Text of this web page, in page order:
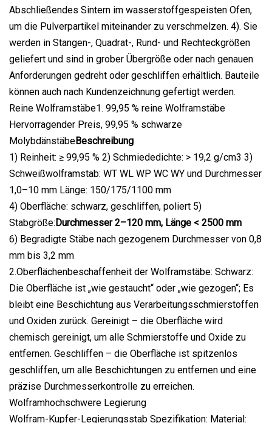
Abschließendes Sintern im wasserstoffgespeisten Ofen,
um die Pulverpartikel miteinander zu verschmelzen. 4). Sie
werden in Stangen-, Quadrat-, Rund- und Rechteckgrößen
geliefert und sind in grober Übergröße oder nach genauen
Anforderungen gedreht oder geschliffen erhältlich. Bauteile
können auch nach Kundenzeichnung gefertigt werden.
Reine Wolframstäbe1. 99,95 % reine Wolframstäbe
Hervorragender Preis, 99,95 % schwarze
MolybdänstäbeBeschreibung
1) Reinheit: ≥ 99,95 % 2) Schmiededichte: > 19,2 g/cm3 3)
Schweißwolframstab: WT WL WP WC WY und Durchmesser
1,0–10 mm Länge: 150/175/1100 mm
4) Oberfläche: schwarz, geschliffen, poliert 5)
Stabgröße:Durchmesser 2–120 mm, Länge < 2500 mm
6) Begradigte Stäbe nach gezogenem Durchmesser von 0,8
mm bis 3,2 mm
2.Oberflächenbeschaffenheit der Wolframstäbe: Schwarz:
Die Oberfläche ist „wie gestaucht“ oder „wie gezogen“; Es
bleibt eine Beschichtung aus Verarbeitungsschmierstoffen
und Oxiden zurück. Gereinigt – die Oberfläche wird
chemisch gereinigt, um alle Schmierstoffe und Oxide zu
entfernen. Geschliffen – die Oberfläche ist spitzenlos
geschliffen, um alle Beschichtungen zu entfernen und eine
präzise Durchmesserkontrolle zu erreichen.
Wolframhochschwere Legierung
Wolfram-Kupfer-Legierungsstab Spezifikation: Material: